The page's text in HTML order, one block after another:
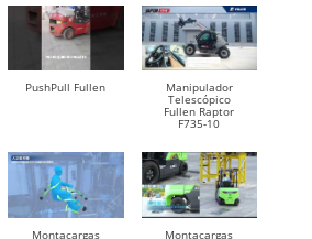
PushPull Fullen
Manipulador
Telescópico
Fullen Raptor
F735-10
Montacargas
Montacargas